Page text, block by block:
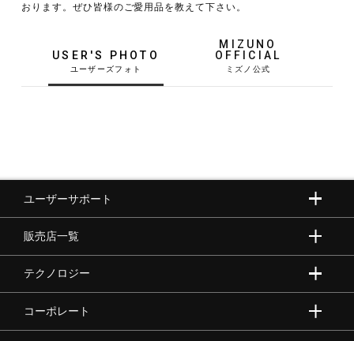
ゴルフ
バレーボール
バドミントン
おります。ぜひ皆様のご愛用品を教えて下さい。
USER'S PHOTO
MIZUNO
OFFICIAL
ユーザーサポート
販売店一覧
テクノロジー
コーポレート